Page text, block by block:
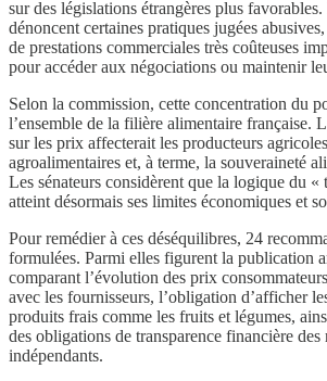
sur des législations étrangères plus favorables.
dénoncent certaines pratiques jugées
de prestations commerciales très coûteuses
pour accéder aux négociations ou maintenir
Selon la commission, cette concentration du
l’ensemble de la filière alimentaire française.
sur les prix affecterait les producteurs
agroalimentaires et, à terme, la souveraineté
Les sénateurs considèrent que la logique du «
atteint désormais ses limites économiques et
Pour remédier à ces déséquilibres, 24
formulées. Parmi elles figurent la publication
comparant l’évolution des prix
avec les fournisseurs, l’obligation d’afficher
produits frais comme les fruits et légumes,
des obligations de transparence financière des
indépendants.